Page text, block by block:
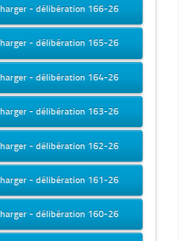
- délibération 166-26
- délibération 165-26
- délibération 164-26
- délibération 163-26
- délibération 162-26
- délibération 161-26
- délibération 160-26